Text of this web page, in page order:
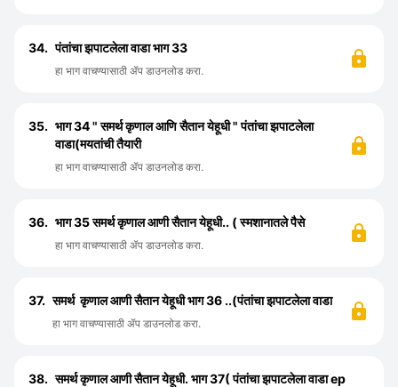
34. पंतांचा झपाटलेला वाडा भाग 33
हा भाग वाचण्यासाठी ॲप डाउनलोड करा.
35. भाग 34 " समर्थ कृणाल आणि सैतान येहूधी " पंतांचा झपाटलेला
वाडा(मयतांची तैयारी
हा भाग वाचण्यासाठी ॲप डाउनलोड करा.
36. भाग 35 समर्थ कृणाल आणी सैतान येहूधी.. ( स्मशानातले पैसे
हा भाग वाचण्यासाठी ॲप डाउनलोड करा.
37. समर्थ कृणाल आणी सैतान येहूधी भाग 36 ..(पंतांचा झपाटलेला वाडा
हा भाग वाचण्यासाठी ॲप डाउनलोड करा.
38. समर्थ कृणाल आणी सैतान येहूधी. भाग 37( पंतांचा झपाटलेला वाडा ep